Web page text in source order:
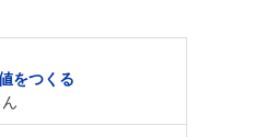
をつくる